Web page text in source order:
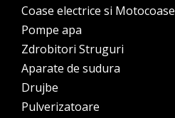
Coase electrice si Motocoase
Pompe apa
Zdrobitori Struguri
Aparate de sudura
Drujbe
Pulverizatoare